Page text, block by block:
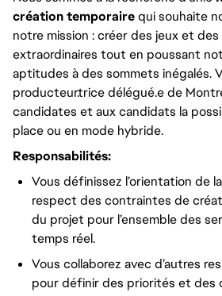
création temporairequi souhaite
notre mission : créer des jeux et
extraordinaires tout en poussant
aptitudes à des sommets inégalés.
producteur.trice délégué.e de
candidates et aux candidats la
place ou en mode hybride.
Responsabilités:
Vous définissez l’orientation de
respect des contraintes de
du projet pour l’ensemble des
temps réel.
Vous collaborez avec d’autres
pour définir des priorités et des